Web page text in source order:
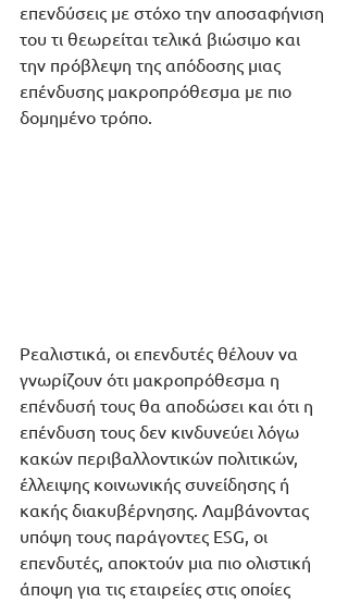
επενδύσεις με στόχο την αποσαφήνιση
του τι θεωρείται τελικά βιώσιμο και
την πρόβλεψη της απόδοσης μιας
επένδυσης μακροπρόθεσμα με πιο
δομημένο τρόπο.
Ρεαλιστικά, οι επενδυτές θέλουν να
γνωρίζουν ότι μακροπρόθεσμα η
επένδυσή τους θα αποδώσει και ότι η
επένδυση τους δεν κινδυνεύει λόγω
κακών περιβαλλοντικών πολιτικών,
έλλειψης κοινωνικής συνείδησης ή
κακής διακυβέρνησης. Λαμβάνοντας
υπόψη τους παράγοντες ESG, οι
επενδυτές, αποκτούν μια πιο ολιστική
άποψη για τις εταιρείες στις οποίες